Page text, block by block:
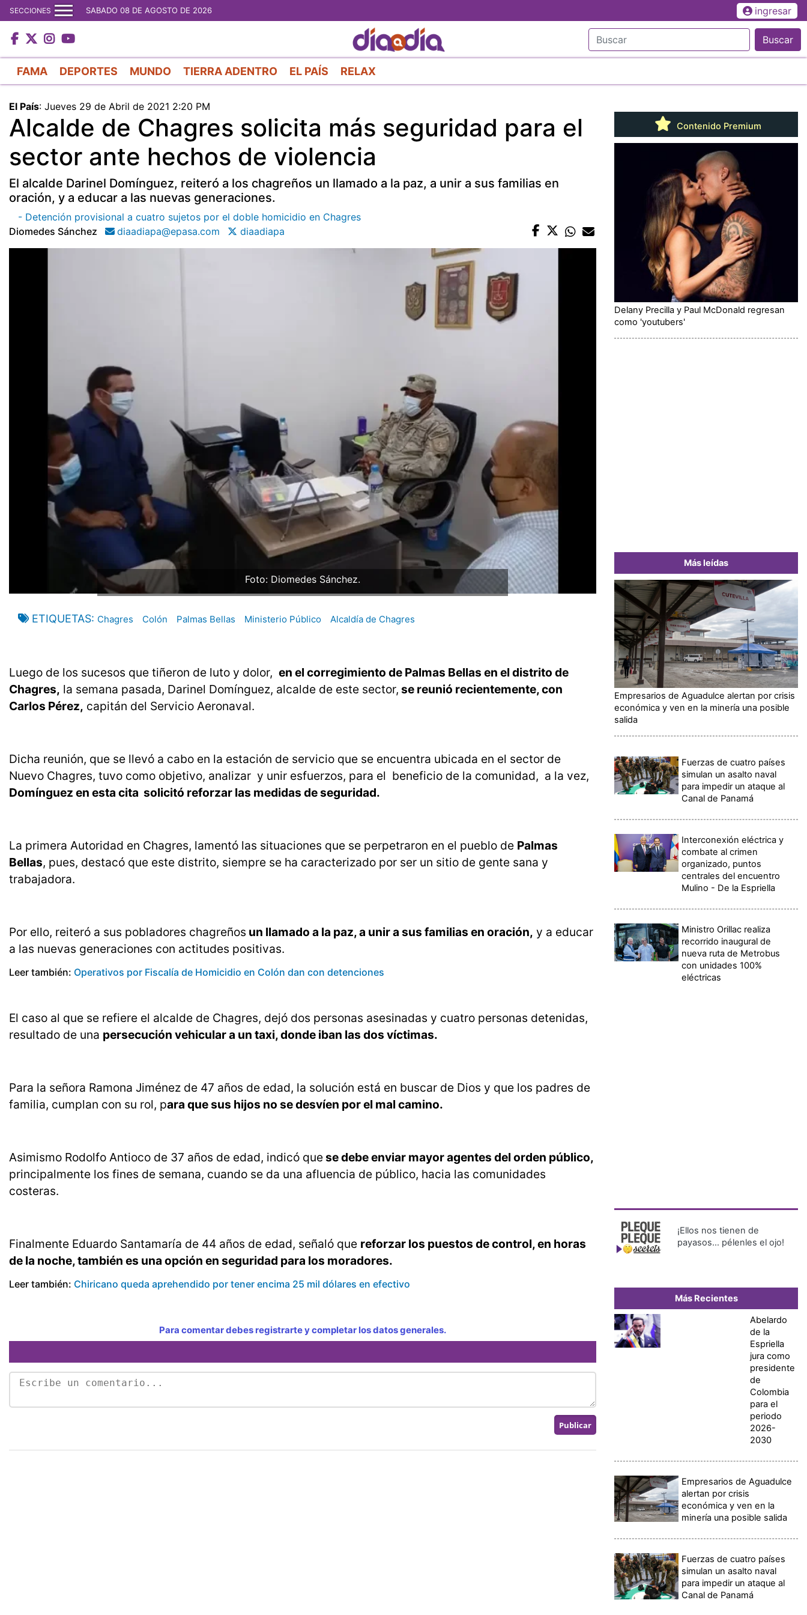
al
contenido
principal
SECCIONES SABADO 08 DE AGOSTO DE 2026 ingresar
Buscar
FAMA DEPORTES MUNDO TIERRA ADENTRO EL PAÍS RELAX
El País: Jueves 29 de Abril de 2021 2:20 PM
Alcalde de Chagres solicita más seguridad para el
sector ante hechos de violencia
El alcalde Darinel Domínguez, reiteró a los chagreños un llamado a la paz, a unir a sus familias en
oración, y a educar a las nuevas generaciones.
- Detención provisional a cuatro sujetos por el doble homicidio en Chagres
Diomedes Sánchez
diaadiapa@epasa.com diaadiapa
Foto: Diomedes Sánchez.
ETIQUETAS Chagres Colón Palmas Bellas Ministerio Público Alcaldía de Chagres
Luego de los sucesos que tiñeron de luto y dolor, en el corregimiento de Palmas Bellas en el distrito de
Chagres, la semana pasada, Darinel Domínguez, alcalde de este sector, se reunió recientemente, con
Carlos Pérez, capitán del Servicio Aeronaval.
Dicha reunión, que se llevó a cabo en la estación de servicio que se encuentra ubicada en el sector de
Nuevo Chagres, tuvo como objetivo, analizar y unir esfuerzos, para el beneficio de la comunidad, a la vez,
Domínguez en esta cita solicitó reforzar las medidas de seguridad.
La primera Autoridad en Chagres, lamentó las situaciones que se perpetraron en el pueblo de Palmas
Bellas, pues, destacó que este distrito, siempre se ha caracterizado por ser un sitio de gente sana y
trabajadora.
Por ello, reiteró a sus pobladores chagreños un llamado a la paz, a unir a sus familias en oración, y a educar
a las nuevas generaciones con actitudes positivas.
Leer también: Operativos por Fiscalía de Homicidio en Colón dan con detenciones
El caso al que se refiere el alcalde de Chagres, dejó dos personas asesinadas y cuatro personas detenidas,
resultado de una persecución vehicular a un taxi, donde iban las dos víctimas.
Para la señora Ramona Jiménez de 47 años de edad, la solución está en buscar de Dios y que los padres de
familia, cumplan con su rol, para que sus hijos no se desvíen por el mal camino.
Asimismo Rodolfo Antioco de 37 años de edad, indicó quese debe enviar mayor agentes del orden público,
principalmente los fines de semana, cuando se da una afluencia de público, hacia las comunidades
costeras.
Finalmente Eduardo Santamaría de 44 años de edad, señaló que reforzar los puestos de control, en horas
de la noche, también es una opción en seguridad para los moradores.
Leer también: Chiricano queda aprehendido por tener encima 25 mil dólares en efectivo
Para comentar debes registrarte y completar los datos generales.
Contenido Premium
Delany Precilla y Paul McDonald regresan
como 'youtubers'
Más leídas
Empresarios de Aguadulce alertan por crisis
económica y ven en la minería una posible
salida
Fuerzas de cuatro países
simulan un asalto naval
para impedir un ataque al
Canal de Panamá
Interconexión eléctrica y
combate al crimen
organizado, puntos
centrales del encuentro
Mulino - De la Espriella
Ministro Orillac realiza
recorrido inaugural de
nueva ruta de Metrobus
con unidades 100%
eléctricas
¡Ellos nos tienen de
payasos… pélenles el ojo!
Más Recientes
Abelardo
de la
Espriella
jura como
presidente
de
Colombia
para el
periodo
2026-
2030
Empresarios de Aguadulce
alertan por crisis
económica y ven en la
minería una posible salida
Fuerzas de cuatro países
simulan un asalto naval
para impedir un ataque al
Canal de Panamá